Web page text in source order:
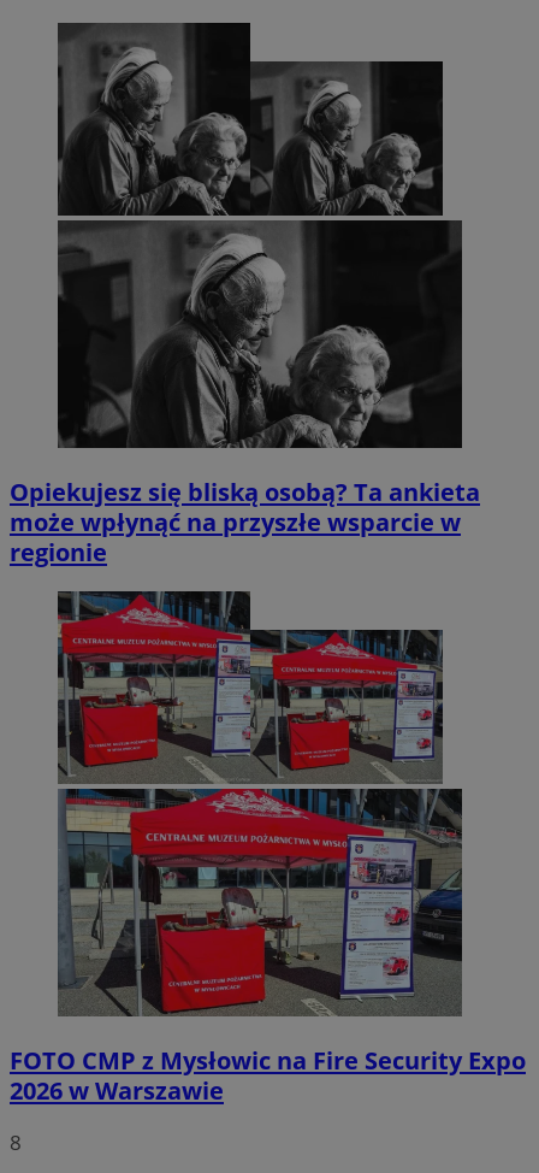
Opiekujesz się bliską osobą? Ta ankieta
może wpłynąć na przyszłe wsparcie w
regionie
FOTO CMP z Mysłowic na Fire Security Expo
2026 w Warszawie
8